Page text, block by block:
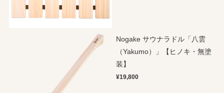
Nogake サウナラドル「八雲
（Yakumo）」【ヒノキ・無塗
装】
¥19,800